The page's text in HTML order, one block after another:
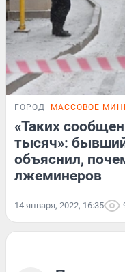
ГОРОД МАССОВОЕ
«Таких
тысяч»:
объяснил,
лжеминеров
14 января, 2022, 16:35